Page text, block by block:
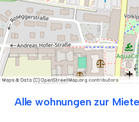
Alle wohnungen zur